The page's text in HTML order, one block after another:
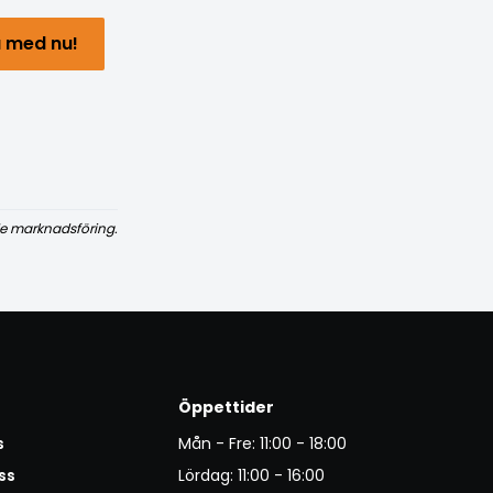
med nu!
marknadsföring.
Öppettider
Mån - Fre: 11:00 - 18:00
Lördag: 11:00 - 16:00